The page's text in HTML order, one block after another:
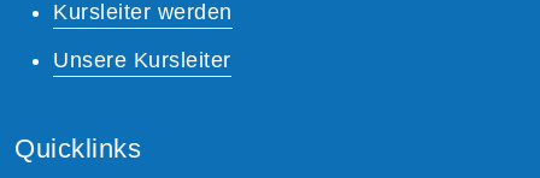
Kursleiter werden
Unsere Kursleiter
Quicklinks